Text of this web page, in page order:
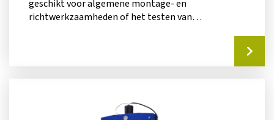
geschikt voor algemene montage- en
richtwerkzaamheden of het testen van